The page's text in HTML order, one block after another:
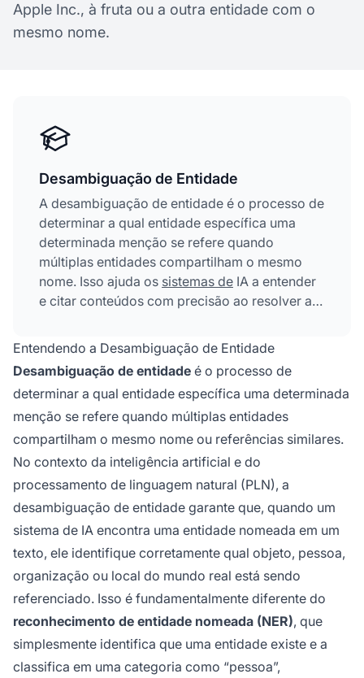
Apple Inc., à fruta ou a outra entidade com o
mesmo nome.
Desambiguação de Entidade
A desambiguação de entidade é o processo de
determinar a qual entidade específica uma
determinada menção se refere quando
múltiplas entidades compartilham o mesmo
nome. Isso ajuda os sistemas de IA a entender
e citar conteúdos com precisão ao resolver a
nomeadas, garantindo que menções como
'Apple' identifiquem corretamente se a
referência é à Apple Inc., à fruta ou a outra
entidade com o mesmo nome.
Entendendo a Desambiguação de Entidade
Desambiguação de entidade é o processo de
determinar a qual entidade específica uma determinada
menção se refere quando múltiplas entidades
compartilham o mesmo nome ou referências similares.
No contexto da inteligência artificial e do
processamento de linguagem natural (PLN), a
desambiguação de entidade garante que, quando um
sistema de IA encontra uma entidade nomeada em um
texto, ele identifique corretamente qual objeto, pessoa,
organização ou local do mundo real está sendo
referenciado. Isso é fundamentalmente diferente do
reconhecimento de entidade nomeada (NER), que
simplesmente identifica que uma entidade existe e a
classifica em uma categoria como “pessoa”,